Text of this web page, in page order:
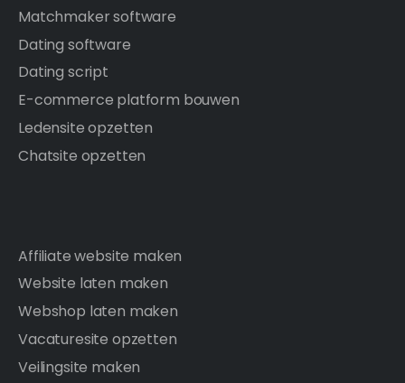
Matchmaker software
Dating software
Dating script
E-commerce platform bouwen
Ledensite opzetten
Chatsite opzetten
Affiliate website maken
Website laten maken
Webshop laten maken
Vacaturesite opzetten
Veilingsite maken